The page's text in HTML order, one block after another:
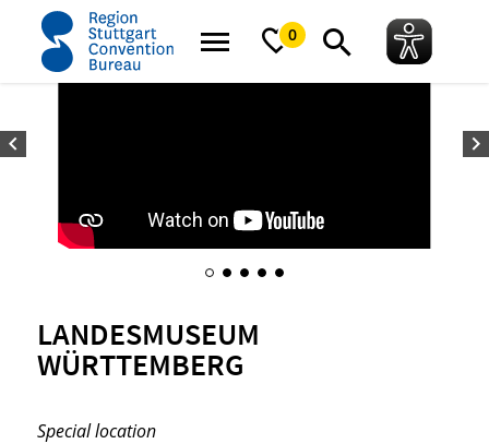
0
home Landesmuseum Württemberg
LANDESMUSEUM
WÜRTTEMBERG
Special location